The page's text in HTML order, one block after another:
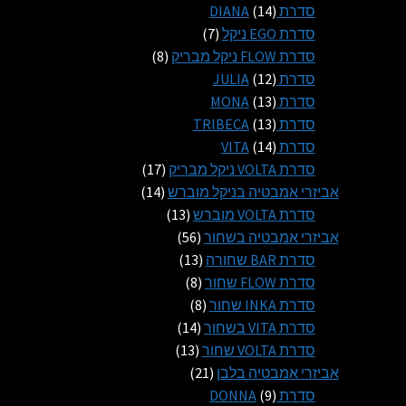
סדרת DIANA 14
14
מוצרים סדרת EGO ניקל 7
7
מוצרים
סדרת FLOW ניקל מבריק 8
8
סדרת JULIA 12
12
מוצרים סדרת MONA 13
13
מוצרים סדרת TRIBECA 13
13
מוצרים סדרת VITA 14
14
מוצרים סדרת VOLTA ניקל מבריק 17
17
מוצרים
אביזרי אמבטיה בניקל מוברש 14
14
סדרת VOLTA מוברש 13
13
אביזרי אמבטיה בשחור 56
56
מוצרים
סדרת BAR שחורה 13
13
סדרת FLOW שחור 8
8
מוצרים
סדרת INKA שחור 8
8
מוצרים
סדרת VITA בשחור 14
14
מוצרים
סדרת VOLTA שחור 13
13
אביזרי אמבטיה בלבן 21
21
סדרת DONNA 9
9